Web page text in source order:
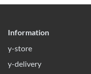
Information
y-store
y-delivery